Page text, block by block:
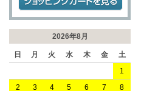
2026年8月
日 月 火 水 木 金
土
1
2
3 4 5 6 7
8